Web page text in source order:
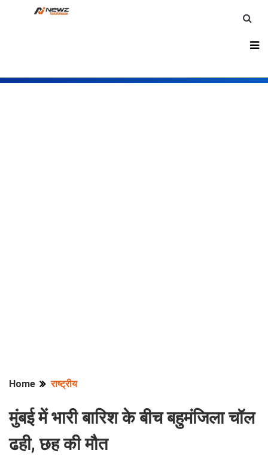
Home राष्ट्रीय
मुंबई में भारी बारिश के बीच बहुमंजिला चॉल
ढही, छह की मौत